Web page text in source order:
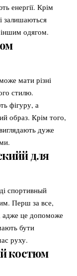
енергії. Крім
залишаються
іншим одягом.
мати різні
стилю.
фігуру, а
образ. Крім того,
дуже
для
спортивный
Перш за все,
адже це допоможе
бути
руху.
костюм